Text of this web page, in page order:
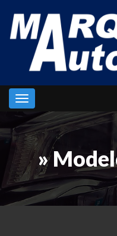
Toggle navigation
»